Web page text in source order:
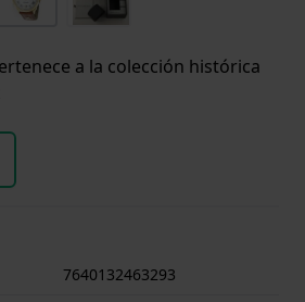
a la colección histórica
7640132463293